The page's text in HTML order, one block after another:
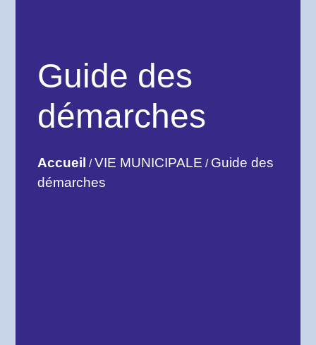
Guide des
démarches
Accueil /VIE MUNICIPALE / Guide des
démarches